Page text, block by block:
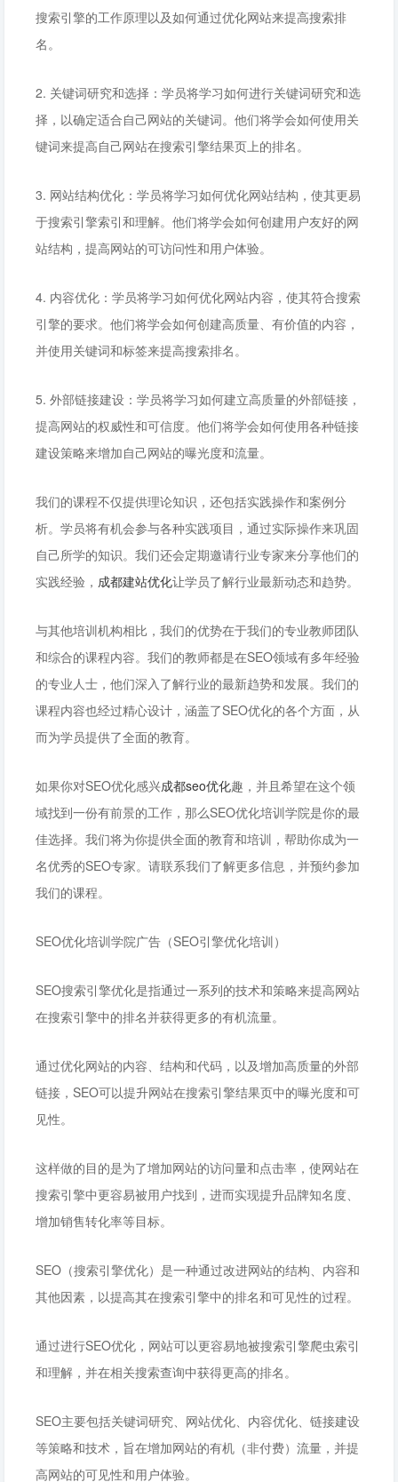
搜索引擎的工作原理以及如何通过优化网站来提高搜索排
名。
2. 关键词研究和选择：学员将学习如何进行关键词研究和选
择，以确定适合自己网站的关键词。他们将学会如何使用关
键词来提高自己网站在搜索引擎结果页上的排名。
3. 网站结构优化：学员将学习如何优化网站结构，使其更易
于搜索引擎索引和理解。他们将学会如何创建用户友好的网
站结构，提高网站的可访问性和用户体验。
4. 内容优化：学员将学习如何优化网站内容，使其符合搜索
引擎的要求。他们将学会如何创建高质量、有价值的内容，
并使用关键词和标签来提高搜索排名。
5. 外部链接建设：学员将学习如何建立高质量的外部链接，
提高网站的权威性和可信度。他们将学会如何使用各种链接
建设策略来增加自己网站的曝光度和流量。
我们的课程不仅提供理论知识，还包括实践操作和案例分
析。学员将有机会参与各种实践项目，通过实际操作来巩固
自己所学的知识。我们还会定期邀请行业专家来分享他们的
实践经验， 成都建站优化让学员了解行业最新动态和趋势。
与其他培训机构相比，我们的优势在于我们的专业教师团队
和综合的课程内容。我们的教师都是在SEO领域有多年经验
的专业人士，他们深入了解行业的最新趋势和发展。我们的
课程内容也经过精心设计，涵盖了SEO优化的各个方面，从
而为学员提供了全面的教育。
如果你对SEO优化感兴成都seo优化趣，并且希望在这个领
域找到一份有前景的工作，那么SEO优化培训学院是你的最
佳选择。我们将为你提供全面的教育和培训，帮助你成为一
名优秀的SEO专家。请联系我们了解更多信息，并预约参加
我们的课程。
SEO优化培训学院广告（SEO引擎优化培训）
SEO搜索引擎优化是指通过一系列的技术和策略来提高网站
在搜索引擎中的排名并获得更多的有机流量。
通过优化网站的内容、结构和代码，以及增加高质量的外部
链接，SEO可以提升网站在搜索引擎结果页中的曝光度和可
见性。
这样做的目的是为了增加网站的访问量和点击率，使网站在
搜索引擎中更容易被用户找到，进而实现提升品牌知名度、
增加销售转化率等目标。
SEO（搜索引擎优化）是一种通过改进网站的结构、内容和
其他因素，以提高其在搜索引擎中的排名和可见性的过程。
通过进行SEO优化，网站可以更容易地被搜索引擎爬虫索引
和理解，并在相关搜索查询中获得更高的排名。
SEO主要包括关键词研究、网站优化、内容优化、链接建设
等策略和技术，旨在增加网站的有机（非付费）流量，并提
高网站的可见性和用户体验。